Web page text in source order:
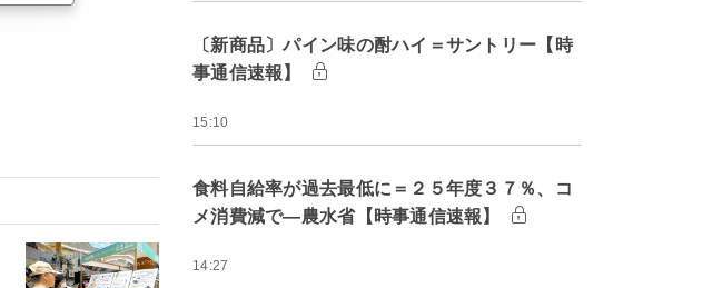
〔新商品〕パイン味の酎ハイ＝サントリー【時
事通信速報】
15:10
食料自給率が過去最低に＝２５年度３７％、コ
メ消費減で―農水省【時事通信速報】
14:27